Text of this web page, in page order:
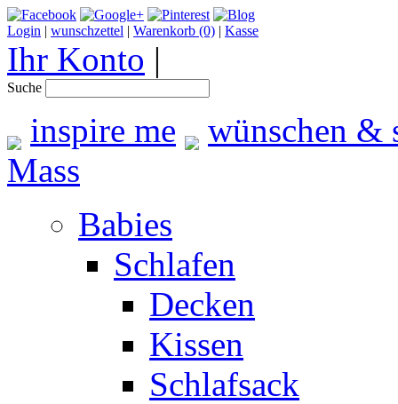
Login | wunschzettel | Warenkorb (0) | Kasse
Ihr Konto |
Suche
inspire me
wünschen &
Mass
Babies
Schlafen
Decken
Kissen
Schlafsack